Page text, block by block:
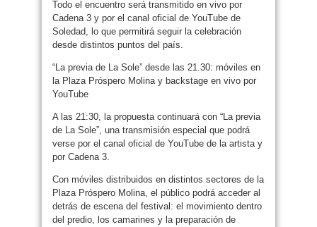
Todo el encuentro será transmitido en vivo por
Cadena 3 y por el canal oficial de YouTube de
Soledad, lo que permitirá seguir la celebración
desde distintos puntos del país.
“La previa de La Sole” desde las 21.30: móviles en
la Plaza Próspero Molina y backstage en vivo por
YouTube
A las 21:30, la propuesta continuará con “La previa
de La Sole”, una transmisión especial que podrá
verse por el canal oficial de YouTube de la artista y
por Cadena 3.
Con móviles distribuidos en distintos sectores de la
Plaza Próspero Molina, el público podrá acceder al
detrás de escena del festival: el movimiento dentro
del predio, los camarines y la preparación de